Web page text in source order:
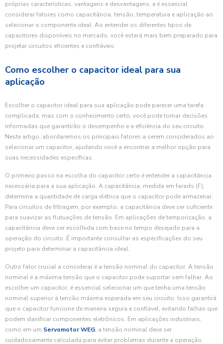
próprias características, vantagens e desvantagens, e é essencial
considerar fatores como capacitância, tensão, temperatura e aplicação ao
selecionar o componente ideal. Ao entender os diferentes tipos de
capacitores disponíveis no mercado, você estará mais bem preparado para
projetar circuitos eficientes e confiáveis.
Como escolher o capacitor ideal para sua
aplicação
Escolher o capacitor ideal para sua aplicação pode parecer uma tarefa
complicada, mas com o conhecimento certo, você pode tomar decisões
informadas que garantirão o desempenho e a eficiência do seu circuito.
Neste artigo, abordaremos os principais fatores a serem considerados ao
selecionar um capacitor, ajudando você a encontrar a melhor opção para
suas necessidades específicas.
O primeiro passo na escolha do capacitor certo é entender a capacitância
necessária para a sua aplicação. A capacitância, medida em farads (F),
determina a quantidade de carga elétrica que o capacitor pode armazenar.
Para circuitos de filtragem, por exemplo, a capacitância deve ser suficiente
para suavizar as flutuações de tensão. Em aplicações de temporização, a
capacitância deve ser escolhida com base no tempo desejado para a
operação do circuito. É importante consultar as especificações do seu
projeto para determinar a capacitância ideal.
Outro fator crucial a considerar é a tensão nominal do capacitor. A tensão
nominal é a máxima tensão que o capacitor pode suportar sem falhar. Ao
escolher um capacitor, é essencial selecionar um que tenha uma tensão
nominal superior à tensão máxima esperada em seu circuito. Isso garantirá
que o capacitor funcione de maneira segura e confiável, evitando falhas que
podem danificar componentes eletrônicos. Em aplicações industriais,
como em um Servomotor WEG, a tensão nominal deve ser
cuidadosamente calculada para evitar problemas durante a operação.